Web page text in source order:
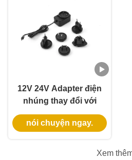
12V 24V Adapter điện
nhúng thay đổi với
nhiều ổ cắm AC và
bảo hành 3 năm
nói chuyện ngay.
Xem